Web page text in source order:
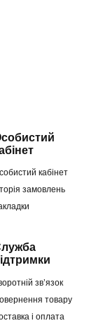
кабінет
замовлень
зв’язок
товару
і оплата